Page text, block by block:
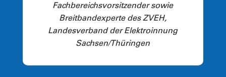
Fachbereichsvorsitzender sowie
Breitbandexperte des ZVEH,
Landesverband der Elektroinnung
Sachsen/Thüringen